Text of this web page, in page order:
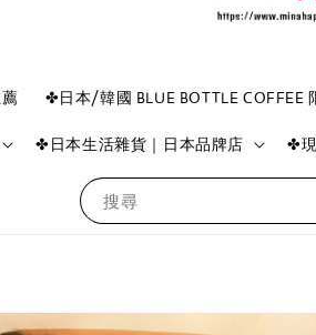
搜尋
✤日本/韓國 BLUE BOTTLE COFFEE
✤日本生活雜貨｜日本品牌店 ✤